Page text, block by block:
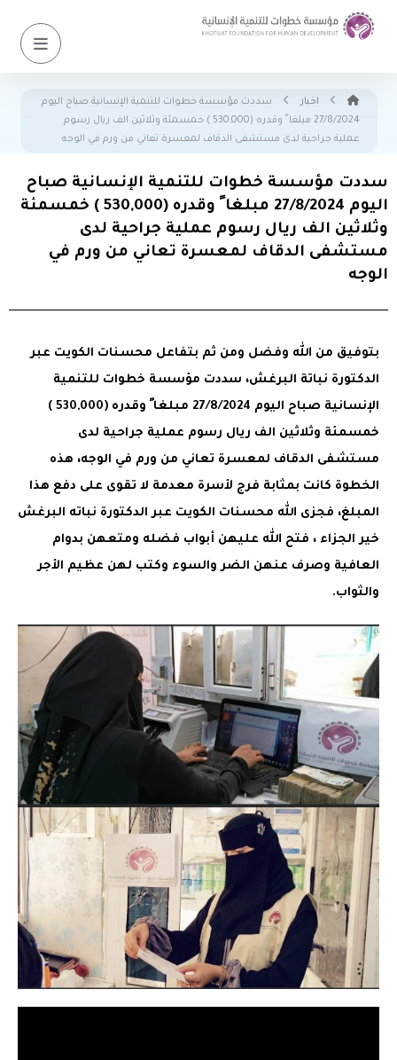
اخبار
سددت مؤسسة خطوات للتنمية الإنسانية صباح اليوم
27/8/2024 مبلغا ً وقدره (530,000 ) خمسمئة وثلاثين الف ريال رسوم
عملية جراحية لدى مستشفى الدقاف لمعسرة تعاني من ورم في الوجه
سددت مؤسسة خطوات للتنمية الإنسانية صباح
اليوم 27/8/2024 مبلغا ً وقدره (530,000 ) خمسمئة
وثلاثين الف ريال رسوم عملية جراحية لدى
مستشفى الدقاف لمعسرة تعاني من ورم في
الوجه
بتوفيق من الله وفضل ومن ثم بتفاعل محسنات الكويت عبر
الدكتورة نباتة البرغش، سددت مؤسسة خطوات للتنمية
الإنسانية صباح اليوم 27/8/2024 مبلغا ً وقدره (530,000 )
خمسمئة وثلاثين الف ريال رسوم عملية جراحية لدى
مستشفى الدقاف لمعسرة تعاني من ورم في الوجه، هذه
الخطوة كانت بمثابة فرج لأسرة معدمة لا تقوى على دفع هذا
المبلغ، فجزى الله محسنات الكويت عبر الدكتورة نباته البرغش
خير الجزاء ، فتح الله عليهن أبواب فضله ومتعهن بدوام
العافية وصرف عنهن الضر والسوء وكتب لهن عظيم الأجر
والثواب.